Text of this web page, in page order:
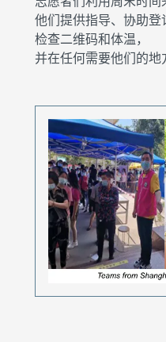
他们提供指导、协助登
检查二维码和体温，
并在任何需要他们的地